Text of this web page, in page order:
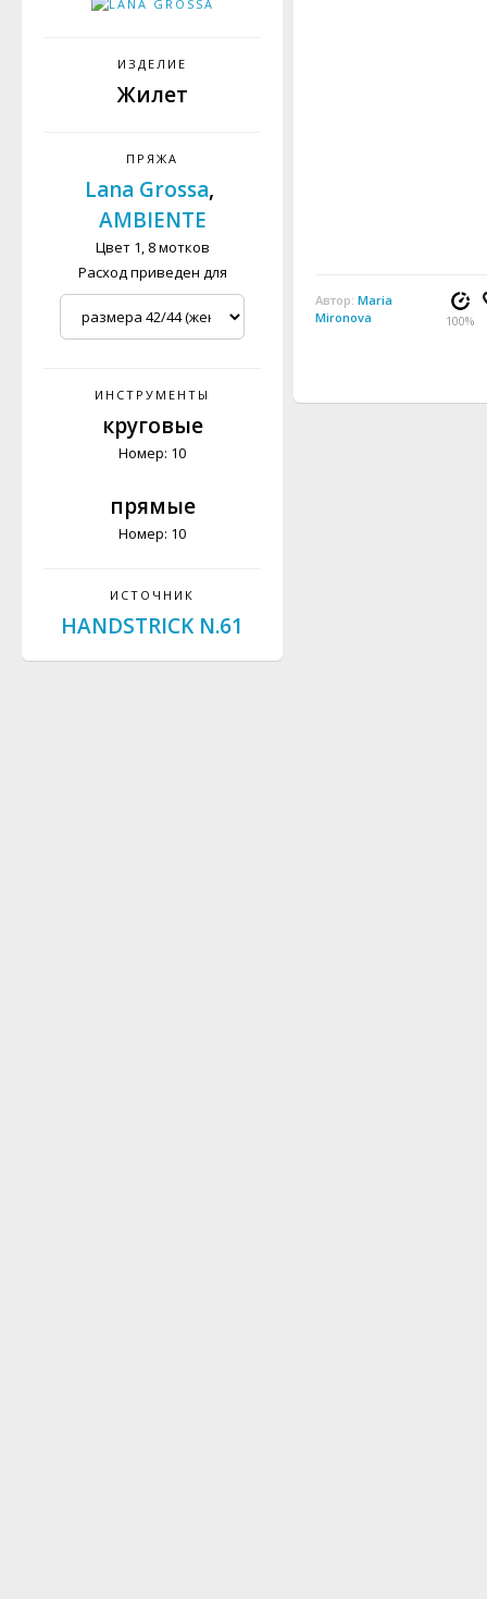
ИЗДЕЛИЕ
Жилет
ПРЯЖА
Lana Grossa,
AMBIENTE
Цвет 1, 8 мотков
Расход приведен для
ИНСТРУМЕНТЫ
круговые
Номер: 10
прямые
Номер: 10
ИСТОЧНИК
HANDSTRICK N.61
100%
Автор: Maria
Mironova